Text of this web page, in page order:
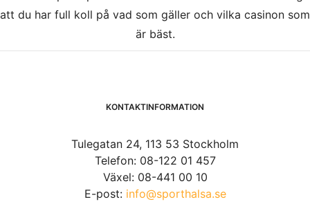
att du har full koll på vad som gäller och vilka casinon som
är bäst.
KONTAKTINFORMATION
Tulegatan 24, 113 53 Stockholm
Telefon: 08-122 01 457
Växel: 08-441 00 10
E-post: info@sporthalsa.se